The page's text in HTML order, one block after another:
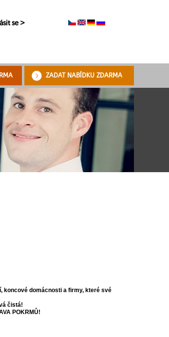
se >
ZADAT NABÍDKU ZDARMA
koncové domácnosti a firmy, které své
čistá!
POKRMŮ!